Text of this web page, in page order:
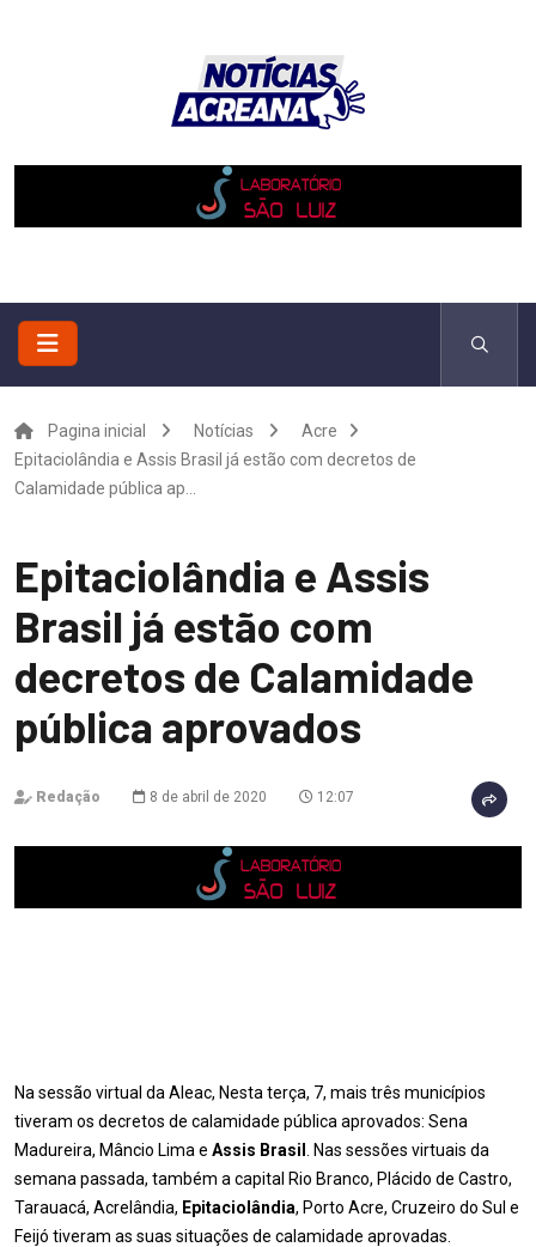
Pagina inicial Notícias
Acre
Epitaciolândia e Assis Brasil já estão com decretos de
Calamidade pública ap...
Epitaciolândia e Assis
Brasil já estão com
decretos de Calamidade
pública aprovados
Redação 8 de abril de 2020 12:07
Na sessão virtual da Aleac, Nesta terça, 7, mais três municípios
tiveram os decretos de calamidade pública aprovados: Sena
Madureira, Mâncio Lima e Assis Brasil
. Nas sessões virtuais da
semana passada, também a capital Rio Branco, Plácido de Castro,
Tarauacá, Acrelândia, Epitaciolândia, Porto Acre, Cruzeiro do Sul e
Feijó tiveram as suas situações de calamidade aprovadas.